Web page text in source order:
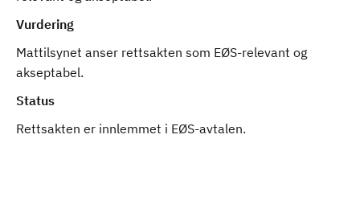
Vurdering
Mattilsynet anser rettsakten som EØS-relevant og
akseptabel.
Status
Rettsakten er innlemmet i EØS-avtalen.